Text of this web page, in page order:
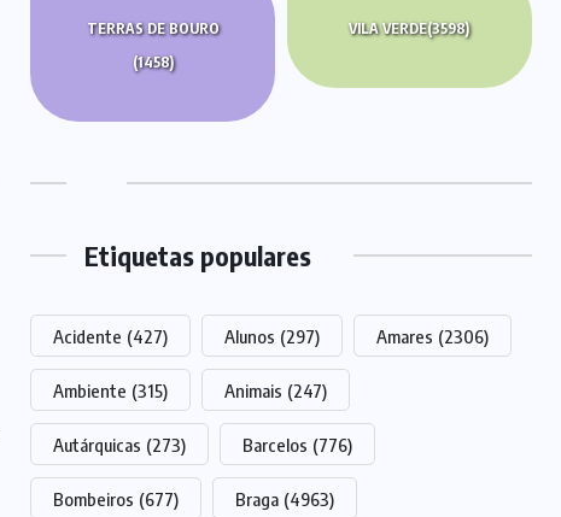
TERRAS DE BOURO
(1458)
VILA VERDE(3598)
Etiquetas populares
Acidente (427) Alunos (297) Amares (2306)
Ambiente (315) Animais (247)
Autárquicas (273) Barcelos (776)
Bombeiros (677) Braga (4963)